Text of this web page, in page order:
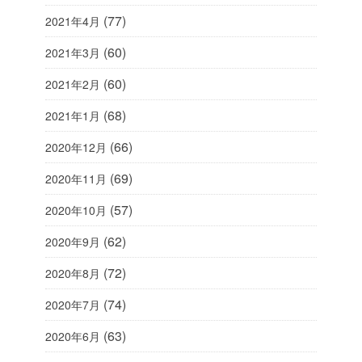
2021年4月 (77)
2021年3月 (60)
2021年2月 (60)
2021年1月 (68)
2020年12月 (66)
2020年11月 (69)
2020年10月 (57)
2020年9月 (62)
2020年8月 (72)
2020年7月 (74)
2020年6月 (63)